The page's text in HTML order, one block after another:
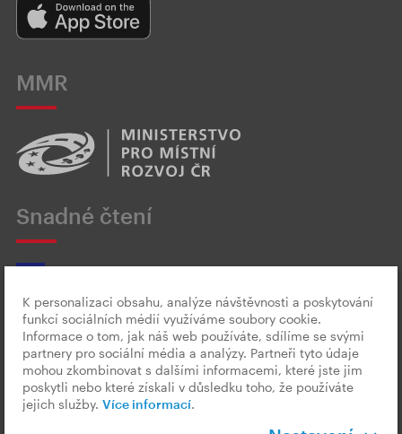
MMR
Snadné čtení
Český znakový jazyk
K personalizaci obsahu, analýze návštěvnosti a poskytování
funkcí sociálních médií využíváme soubory cookie.
Informace o tom, jak náš web používáte, sdílíme se svými
partnery pro sociální média a analýzy. Partneři tyto údaje
mohou zkombinovat s dalšími informacemi, které jste jim
poskytli nebo které získali v důsledku toho, že používáte
jejich služby. Více informací.